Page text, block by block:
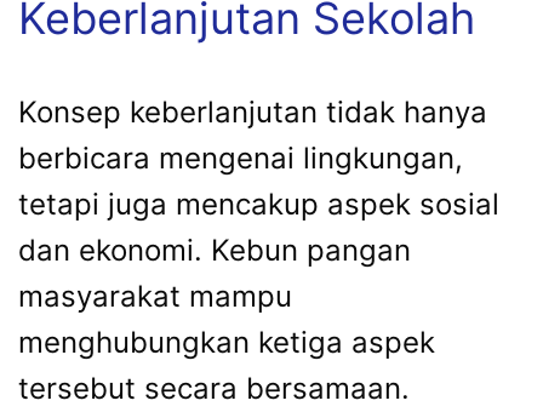
Keberlanjutan Sekolah
Konsep keberlanjutan tidak hanya
berbicara mengenai lingkungan,
tetapi juga mencakup aspek sosial
dan ekonomi. Kebun pangan
masyarakat mampu
menghubungkan ketiga aspek
tersebut secara bersamaan.